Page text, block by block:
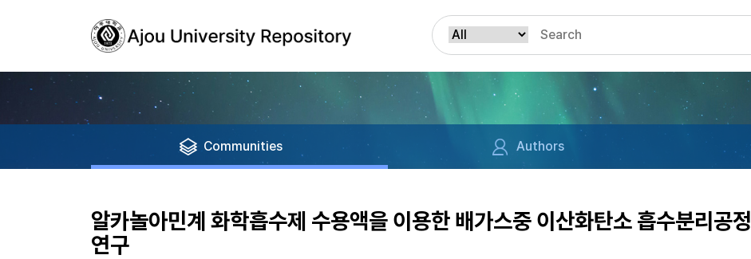
Communities Authors
알카놀아민계 화학흡수제 수용액을 이용한 배가스중 이산화탄소 흡수분리공
연구